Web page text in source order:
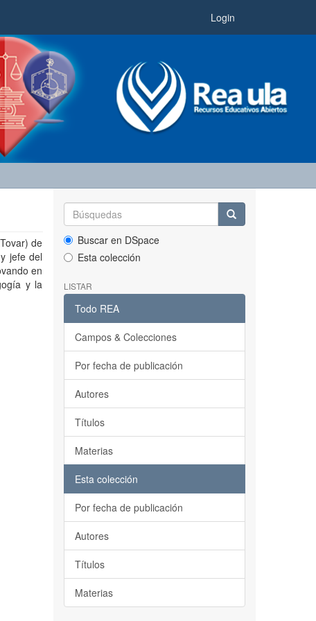
Login
de
jefe del
en
y la
Buscar en DSpace
Esta colección
LISTAR
Todo REA
Campos & Colecciones
Por fecha de publicación
Autores
Títulos
Materias
Esta colección
Por fecha de publicación
Autores
Títulos
Materias